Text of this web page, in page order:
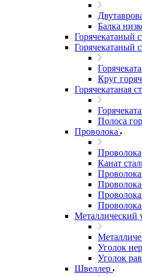
Балка
Горячекатаный
Горячекатаный
Круг
Горячекатаная
Полоса
Проволока
Проволока
Канат
Металлический
Уголок
Уголок
Швеллер